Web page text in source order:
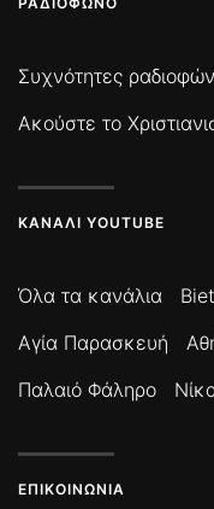
Συχνότητες
Ακούστε το
ΚΑΝΆΛΙ YOUTUBE
Όλα τα κανάλια
Αγία Παρασκευή
Παλαιό Φάληρο
ΕΠΙΚΟΙΝΩΝΊΑ